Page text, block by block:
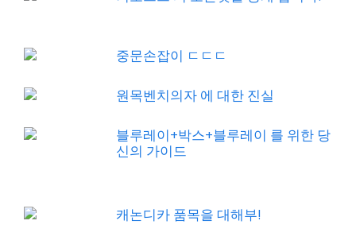
중문손잡이 ㄷㄷㄷ
원목벤치의자 에 대한 진실
블루레이+박스+블루레이 를 위한 당
신의 가이드
캐논디카 품목을 대해부!